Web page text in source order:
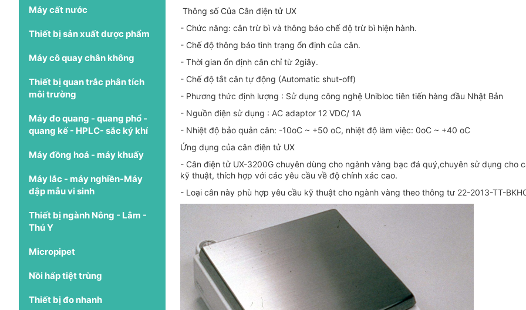
Máy cất nước
Thiết bị sản xuất dược phẩm
Máy cô quay chân không
Thiết bị quan trắc phân tích
môi trường
Máy đo quang - quang phổ -
quang kế - HPLC- sắc ký khí
Máy đồng hoá - máy khuấy
Máy lắc - máy nghiền-Máy
dập mẫu vi sinh
Thiết bị ngành Nông - Lâm -
Thú Y
Micropipet
Nồi hấp tiệt trùng
Thiết bị đo nhanh
Thông số Của Cân điện tử UX
- Chức năng: cân trừ bì và thông báo chế độ trừ bì hiện hành.
- Chế độ thông báo tình trạng ổn định của cân.
- Thời gian ổn định cân chỉ từ 2giây.
- Chế độ tắt cân tự động (Automatic shut-off)
- Phương thức định lượng : Sử dụng công nghệ Unibloc tiên tiến hàng đầu Nhật Bản
- Nguồn điện sử dụng : AC adaptor 12 VDC/ 1A
- Nhiệt độ bảo quản cân: -10oC ~ +50 oC, nhiệt độ làm việc: 0oC ~ +40 oC
Ứng dụng của cân điện tử UX
- Cân điện tử UX-3200G chuyên dùng cho ngành vàng bạc đá quý,chuyên sử dụng
kỹ thuật, thích hợp với các yêu cầu về độ chính xác cao.
- Loại cân này phù hợp yêu cầu kỹ thuật cho ngành vàng theo thông tư 22-2013-TT-